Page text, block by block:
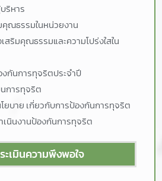
ริหาร
คุณธรรมในหน่วยงาน
สริมคุณธรรมและความโปร่งใสใน
กันการทุจริตประจำปี
การทุจริต
ยบาย เกี่ยวกับการป้องกันการทุจริต
นินงานป้องกันการทุจริต
ะเมินความพึงพอใจ